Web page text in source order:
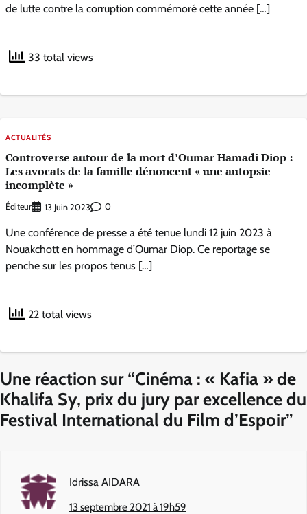
de lutte contre la corruption commémoré cette année […]
33 total views
ACTUALITÉS
Controverse autour de la mort d’Oumar Hamadi Diop :
Les avocats de la famille dénoncent « une autopsie
incomplète »
Éditeur 13 Juin 2023 0
Une conférence de presse a été tenue lundi 12 juin 2023 à
Nouakchott en hommage d’Oumar Diop. Ce reportage se
penche sur les propos tenus […]
22 total views
Une réaction sur “Cinéma : « Kafia » de
Khalifa Sy, prix du jury par excellence du
Festival International du Film d’Espoir”
Idrissa AIDARA
13 septembre 2021 à 19h59